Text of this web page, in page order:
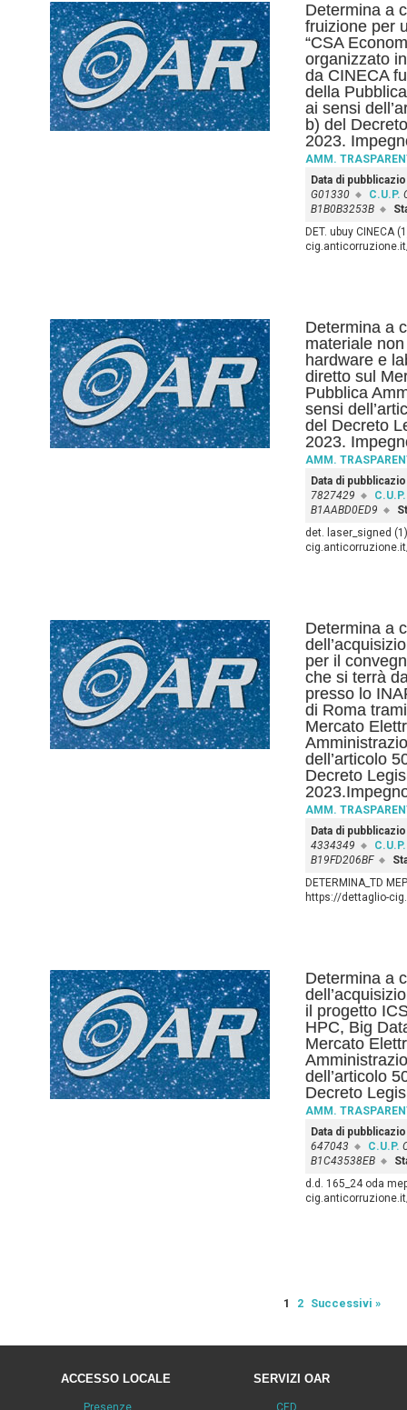
Determina a
fruizione per
“CSA
organizzato
da CINECA
della
ai sensi
b) del
2023.
AMM.
Data di
G01330
C.U.P.
B1B0B3253B
DET. ubuy
Determina a
materiale
hardware e
diretto sul
Pubblica
sensi
del Decreto
2023.
AMM.
Data di
7827429
C.U.P.
B1AABD0ED9
det. laser_signed
Determina a
per il
che si terrà
presso lo
di Roma
Mercato
dell’articolo
Decreto
AMM.
Data di
4334349
C.U.P.
B19FD206BF
DETERMINA_TD
https://dettaglio-
Determina a
il progetto
HPC, Big
Mercato
dell’articolo
Decreto
AMM.
Data di
647043
C.U.P.
B1C43538EB
d.d. 165_24 oda
1 2 Successivi »
ACCESSO LOCALE
Presenze
SERVIZI OAR
CED